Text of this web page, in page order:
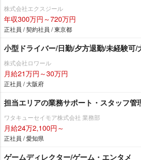
株式会社エクスジール
年収300万円～720万円
正社員 / 契約社員 / 東京都
小型ドライバー/日勤/夕方退勤/未経験可/
株式会社ロワール
月給21万円～30万円
正社員 / 大阪府
担当エリアの業務サポート・スタッフ管
ワタキューセイモア株式会社 業務部
月給24万2,100円～
正社員 / 愛知県
ゲームディレクター/ゲーム・エンタメ